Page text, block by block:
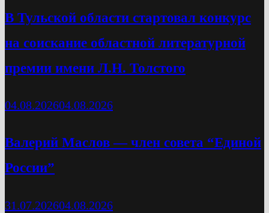
В Тульской области стартовал конкурс
на соискание областной литературной
премии имени Л.Н. Толстого
04.08.202604.08.2026
Валерий Маслов — член совета “Единой
России”
31.07.202604.08.2026